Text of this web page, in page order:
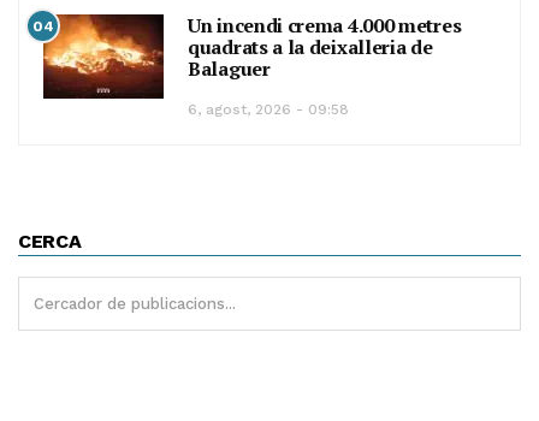
04
Un incendi crema 4.000 metres
quadrats a la deixalleria de
Balaguer
6, agost, 2026 - 09:58
CERCA